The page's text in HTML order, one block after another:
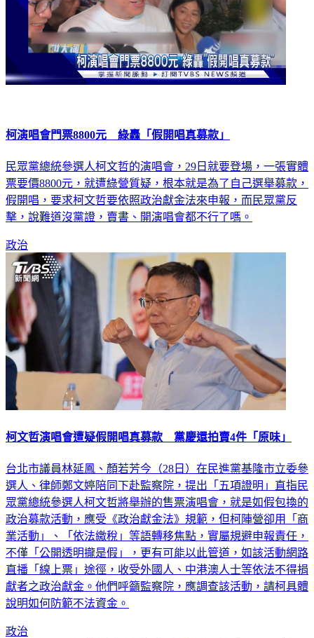
民眾黨總統參選人柯文哲的演唱會，29日就要登場，一張實體
票要價8800元，就遭綠營質疑，根本就是為了自己選舉募款，
假開唱，要求柯文哲要依照政治獻金法來申報，而民眾黨反
政治
台北市議員林延鳳、顏若芳今（28日）在民進黨基隆市立委參
選人、律師鄭文婷陪同下赴監察院，提出「五項證明」直指民
眾黨總統參選人柯文哲將舉辦的售票演唱會，就是如假包換的
政治募款活動，應受《政治獻金法》規範，但柯陣營卻用「商
業活動」、「依法繳稅」等語轉移焦點，實屬規避申報責任，
不僅「公開透明攏是假」，更有可能以此管道，如該活動網路
直播「線上票」途徑，收受外國人、中港澳人士等依法不得捐
獻者之政治獻金。他們呼籲監察院，應調查該活動，請柯具體